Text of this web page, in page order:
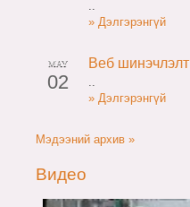
..
» Дэлгэрэнгүй
MAY
02
Веб шинэчлэлт
..
» Дэлгэрэнгүй
Мэдээний архив »
Видео